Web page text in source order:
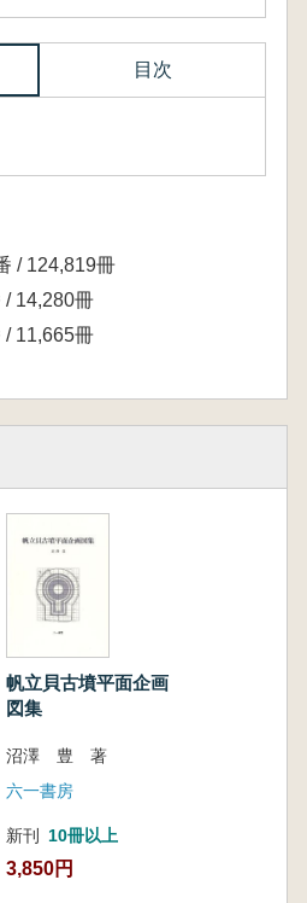
目次
/ 124,819冊
/ 14,280冊
/ 11,665冊
帆立貝古墳平面企画
図集
沼澤 豊 著
六一書房
新刊 10冊以上
3,850円